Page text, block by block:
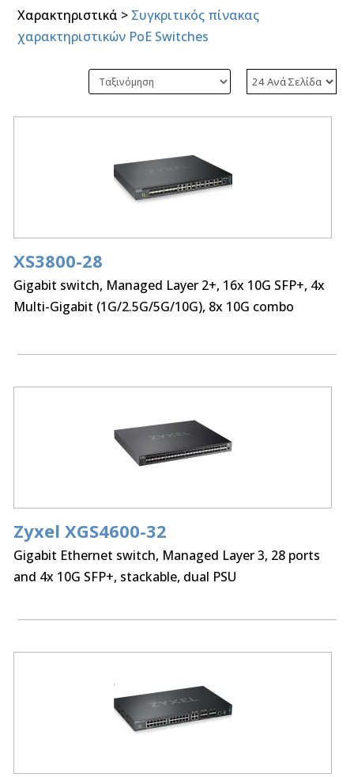
Χαρακτηριστικά > Συγκριτικός πίνακας
χαρακτηριστικών PoE Switches
XS3800-28
Gigabit switch, Managed Layer 2+, 16x 10G SFP+, 4x
Multi-Gigabit (1G/2.5G/5G/10G), 8x 10G combo
Zyxel XGS4600-32
Gigabit Ethernet switch, Managed Layer 3, 28 ports
and 4x 10G SFP+, stackable, dual PSU